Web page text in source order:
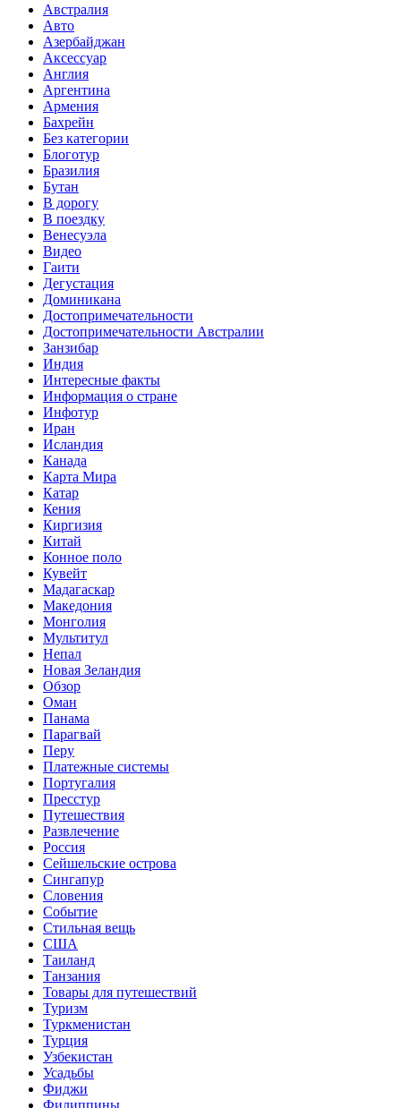
Австралия
Авто
Азербайджан
Аксессуар
Англия
Аргентина
Армения
Бахрейн
Без категории
Блоготур
Бразилия
Бутан
В дорогу
В поездку
Венесуэла
Видео
Гаити
Дегустация
Доминикана
Достопримечательности
Достопримечательности Австралии
Занзибар
Индия
Интересные факты
Информация о стране
Инфотур
Иран
Исландия
Канада
Карта Мира
Катар
Кения
Киргизия
Китай
Конное поло
Кувейт
Мадагаскар
Македония
Монголия
Мультитул
Непал
Новая Зеландия
Обзор
Оман
Панама
Парагвай
Перу
Платежные системы
Португалия
Пресстур
Путешествия
Развлечение
Россия
Сейшельские острова
Сингапур
Словения
Событие
Стильная вещь
США
Таиланд
Танзания
Товары для путешествий
Туризм
Туркменистан
Турция
Узбекистан
Усадьбы
Фиджи
Филиппины